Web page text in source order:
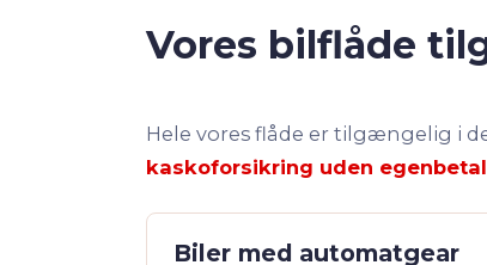
Vores bilflåde
Hele vores flåde er tilgængelig i
kaskoforsikring uden
Biler med automatgear